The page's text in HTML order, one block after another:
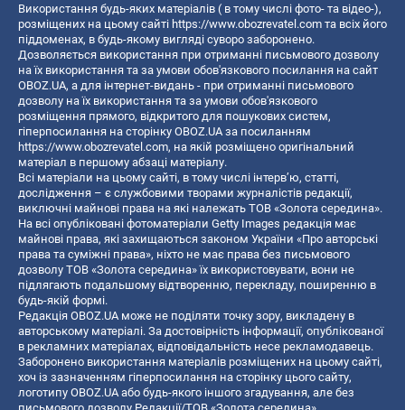
Використання будь-яких матеріалів ( в тому числі фото- та відео-),
розміщених на цьому сайті https://www.obozrevatel.com та всіх його
піддоменах, в будь-якому вигляді суворо заборонено.
Дозволяється використання при отриманні письмового дозволу
на їх використання та за умови обов'язкового посилання на сайт
OBOZ.UA, а для інтернет-видань - при отриманні письмового
дозволу на їх використання та за умови обов'язкового
розміщення прямого, відкритого для пошукових систем,
гіперпосилання на сторінку OBOZ.UA за посиланням
https://www.obozrevatel.com, на якій розміщено оригінальний
матеріал в першому абзаці матеріалу.
Всі матеріали на цьому сайті, в тому числі інтерв’ю, статті,
дослідження – є службовими творами журналістів редакції,
виключні майнові права на які належать ТОВ «Золота середина».
На всі опубліковані фотоматеріали Getty Images редакція має
майнові права, які захищаються законом України «Про авторські
права та суміжні права», ніхто не має права без письмового
дозволу ТОВ «Золота середина» їх використовувати, вони не
підлягають подальшому відтворенню, перекладу, поширенню в
будь-якій формі.
Редакція OBOZ.UA може не поділяти точку зору, викладену в
авторському матеріалі. За достовірність інформації, опублікованої
в рекламних матеріалах, відповідальність несе рекламодавець.
Заборонено використання матеріалів розміщених на цьому сайті,
хоч із зазначенням гіперпосилання на сторінку цього сайту,
логотипу OBOZ.UA або будь-якого іншого згадування, але без